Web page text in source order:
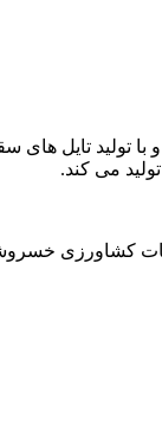
شرکت شاهین پلیمر فرزان
می کند.
کشاورزی